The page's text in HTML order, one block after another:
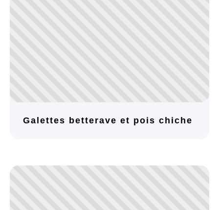
Galettes betterave et pois chiche